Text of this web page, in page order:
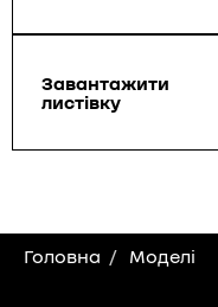
Завантажити
листівку
Головна Моделі